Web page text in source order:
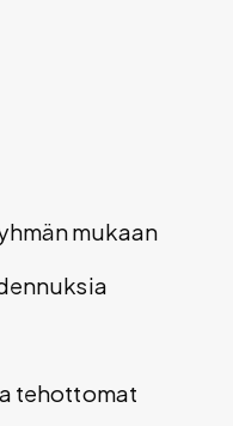
mukaan
tehottomat